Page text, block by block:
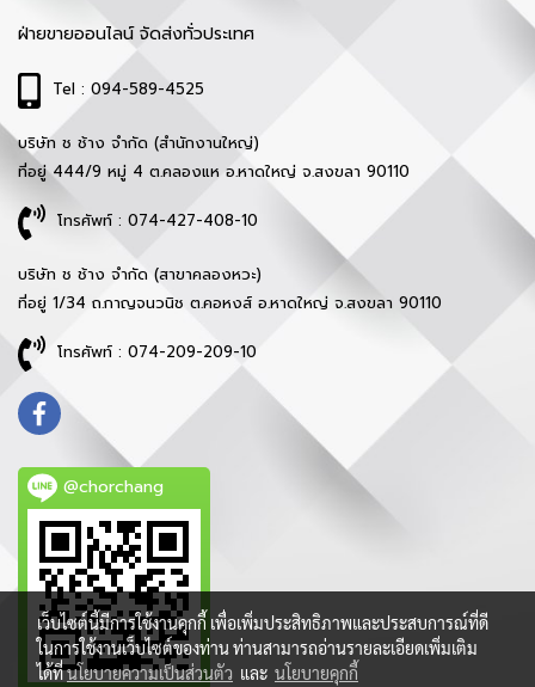
ฝ่ายขายออนไลน์ จัดส่งทั่วประเทศ
Tel : 094-589-4525
บริษัท ช ช้าง จำกัด (สำนักงานใหญ่)
ที่อยู่ 444/9 หมู่ 4 ต.คลองแห อ.หาดใหญ่ จ.สงขลา 90110
โทรศัพท์ : 074-427-408-10
บริษัท ช ช้าง จำกัด (สาขาคลองหวะ)
ที่อยู่ 1/34 ถ.กาญจนวนิช ต.คอหงส์ อ.หาดใหญ่ จ.สงขลา 90110
โทรศัพท์ : 074-209-209-10
@chorchang
เว็บไซต์นี้มีการใช้งานคุกกี้ เพื่อเพิ่มประสิทธิภาพและประสบการณ์ที่ดี
ในการใช้งานเว็บไซต์ของท่าน ท่านสามารถอ่านรายละเอียดเพิ่มเติม
ได้ที่นโยบายความเป็นส่วนตัว และ นโยบายคุกกี้